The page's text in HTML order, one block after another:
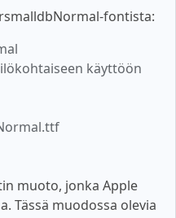
fontista:
käyttöön
muoto, jonka Apple
Tässä muodossa olevia